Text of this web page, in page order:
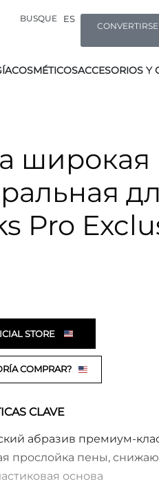
BUSQUE ES
COSMÉTICOSACCESORIOS Y
широкая
Pro
STORE
COMPRAR?
CLAVE
абразив премиум-
прослойка пены,
основа